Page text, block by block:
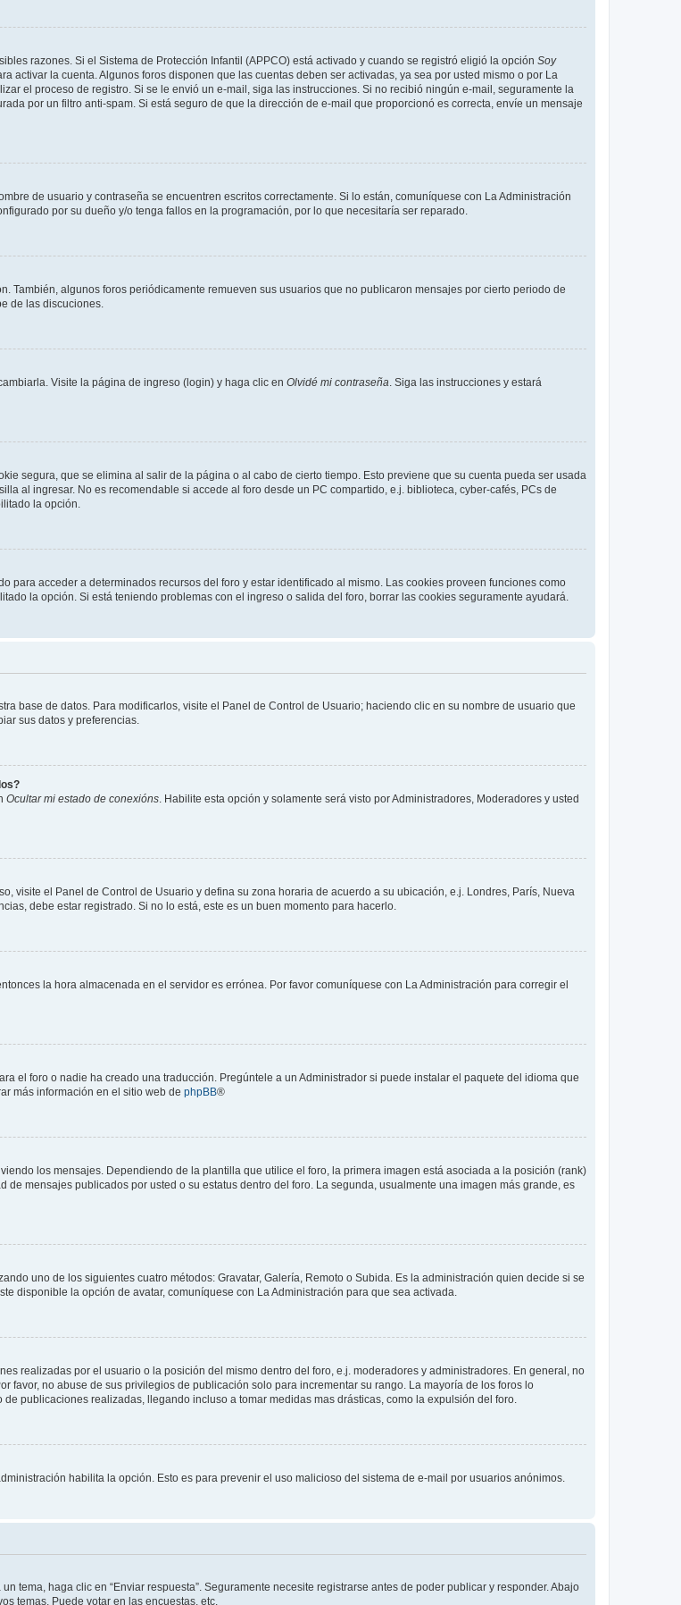
razones. Si el Sistema de Protección Infantil (APPCO) está activado y cuando se registró eligió la opción Soy
activar la cuenta. Algunos foros disponen que las cuentas deben ser activadas, ya sea por usted mismo o por La
el proceso de registro. Si se le envió un e-mail, siga las instrucciones. Si no recibió ningún e-mail, seguramente la
por un filtro anti-spam. Si está seguro de que la dirección de e-mail que proporcionó es correcta, envíe un mensaje
de usuario y contraseña se encuentren escritos correctamente. Si lo están, comuníquese con La Administración
por su dueño y/o tenga fallos en la programación, por lo que necesitaría ser reparado.
También, algunos foros periódicamente remueven sus usuarios que no publicaron mensajes por cierto periodo de
de las discuciones.
Visite la página de ingreso (login) y haga clic en Olvidé mi contraseña. Siga las instrucciones y estará
segura, que se elimina al salir de la página o al cabo de cierto tiempo. Esto previene que su cuenta pueda ser usada
al ingresar. No es recomendable si accede al foro desde un PC compartido, e.j. biblioteca, cyber-cafés, PCs de
la opción.
para acceder a determinados recursos del foro y estar identificado al mismo. Las cookies proveen funciones como
la opción. Si está teniendo problemas con el ingreso o salida del foro, borrar las cookies seguramente ayudará.
base de datos. Para modificarlos, visite el Panel de Control de Usuario; haciendo clic en su nombre de usuario que
sus datos y preferencias.
Ocultar mi estado de conexións. Habilite esta opción y solamente será visto por Administradores, Moderadores y usted
visite el Panel de Control de Usuario y defina su zona horaria de acuerdo a su ubicación, e.j. Londres, París, Nueva
debe estar registrado. Si no lo está, este es un buen momento para hacerlo.
la hora almacenada en el servidor es errónea. Por favor comuníquese con La Administración para corregir el
el foro o nadie ha creado una traducción. Pregúntele a un Administrador si puede instalar el paquete del idioma que
más información en el sitio web de phpBB®
los mensajes. Dependiendo de la plantilla que utilice el foro, la primera imagen está asociada a la posición (rank)
mensajes publicados por usted o su estatus dentro del foro. La segunda, usualmente una imagen más grande, es
uno de los siguientes cuatro métodos: Gravatar, Galería, Remoto o Subida. Es la administración quien decide si se
disponible la opción de avatar, comuníquese con La Administración para que sea activada.
realizadas por el usuario o la posición del mismo dentro del foro, e.j. moderadores y administradores. En general, no
favor, no abuse de sus privilegios de publicación solo para incrementar su rango. La mayoría de los foros lo
publicaciones realizadas, llegando incluso a tomar medidas mas drásticas, como la expulsión del foro.
habilita la opción. Esto es para prevenir el uso malicioso del sistema de e-mail por usuarios anónimos.
tema, haga clic en “Enviar respuesta”. Seguramente necesite registrarse antes de poder publicar y responder. Abajo
temas, Puede votar en las encuestas, etc.